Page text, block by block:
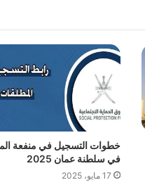
خطوات التسجيل في منفعة
في سلطنة عمان 2025
17 مايو، 2025